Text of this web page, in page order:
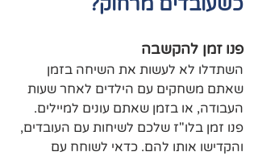
פנו זמן להקשבה
השתדלו לא לעשות את השיחה בזמן
שאתם משחקים עם הילדים לאחר שעות
העבודה, או בזמן שאתם עונים למיילים.
פנו זמן בלו"ז שלכם לשיחות עם העובדים,
והקדישו אותו להם. כדאי לשוחח עם